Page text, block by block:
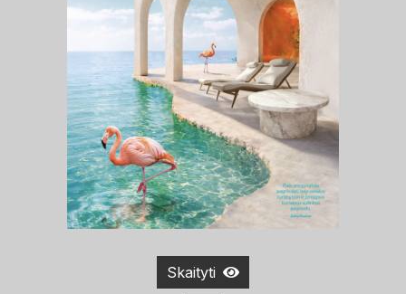
Skaityti